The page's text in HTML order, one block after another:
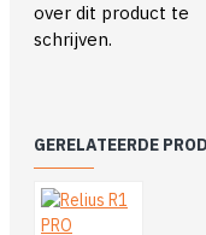
over dit product te
schrijven.
GERELATEERDE